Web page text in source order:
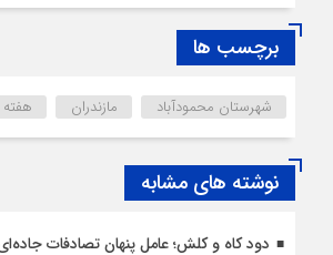
برچسب ها
شهرستان محمودآباد مازندران
نوشته های مشابه
دود کاه و کلش؛ عامل پنهان تصادفات